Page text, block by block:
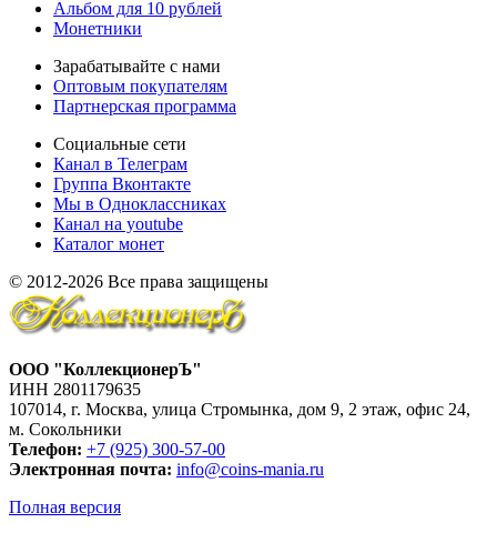
Альбом для 10 рублей
Монетники
Зарабатывайте с нами
Оптовым покупателям
Партнерская программа
Социальные сети
Канал в Телеграм
Группа Вконтакте
Мы в Одноклассниках
Канал на youtube
Каталог монет
© 2012-2026 Все права защищены
ООО "КоллекционерЪ"
ИНН 2801179635
107014, г. Москва, улица Стромынка, дом 9, 2 этаж, офис 24,
м. Сокольники
Телефон: +7 (925) 300-57-00
Электронная почта: info@coins-mania.ru
Полная версия